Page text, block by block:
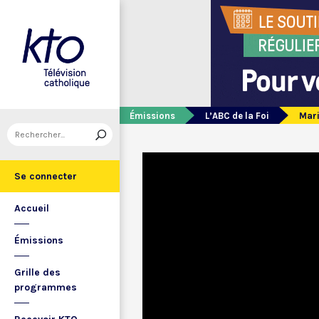
Se connecter
Accueil
Émissions
Grille des
programmes
Émissions L’ABC de la Foi